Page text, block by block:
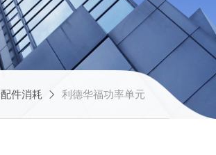
配件消耗 利德华福功率单元